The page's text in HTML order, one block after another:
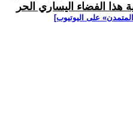
الفضاء اليساري الحر
على اليوتيوب]